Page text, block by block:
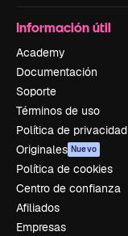
Información útil
Academy
Documentación
Soporte
Términos de uso
Política de privacidad
Originales Nuevo
Política de cookies
Centro de confianza
Afiliados
Empresas